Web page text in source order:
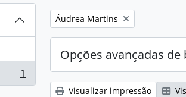
1
Remover filtro:
Áudrea Martins
Opções avançadas de
Visualizar impressão